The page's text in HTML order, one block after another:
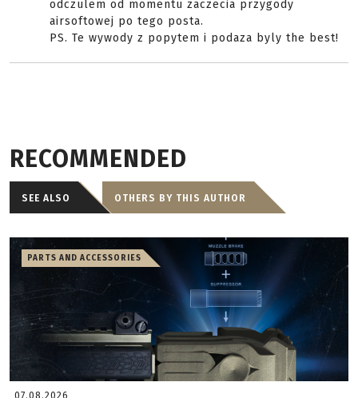
odczulem od momentu zaczecia przygody
airsoftowej po tego posta.
PS. Te wywody z popytem i podaza byly the best!
RECOMMENDED
SEE ALSO OTHERS BY THIS AUTHOR
PARTS AND ACCESSORIES
07.08.2026